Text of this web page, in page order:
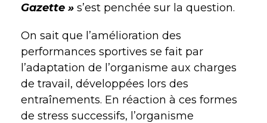
Gazette » s’est penchée sur la question.
On sait que l’amélioration des
performances sportives se fait par
l’adaptation de l’organisme aux charges
de travail, développées lors des
entraînements. En réaction à ces formes
de stress successifs, l’organisme